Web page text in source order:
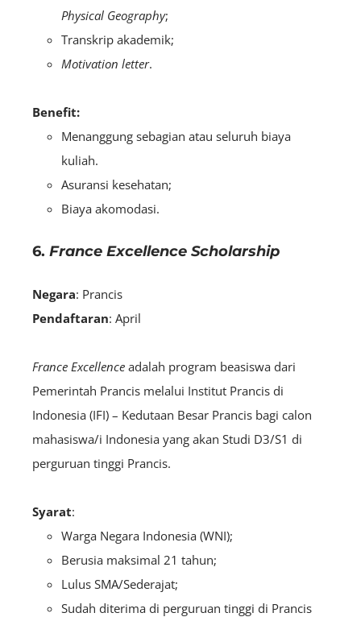
Physical Geography;
Transkrip akademik;
Motivation letter.
Benefit:
Menanggung sebagian atau seluruh biaya
kuliah.
Asuransi kesehatan;
Biaya akomodasi.
6. France Excellence Scholarship
Negara: Prancis
Pendaftaran: April
France Excellence adalah program beasiswa dari
Pemerintah Prancis melalui Institut Prancis di
Indonesia (IFI) – Kedutaan Besar Prancis bagi calon
mahasiswa/i Indonesia yang akan Studi D3/S1 di
perguruan tinggi Prancis.
Syarat:
Warga Negara Indonesia (WNI);
Berusia maksimal 21 tahun;
Lulus SMA/Sederajat;
Sudah diterima di perguruan tinggi di Prancis